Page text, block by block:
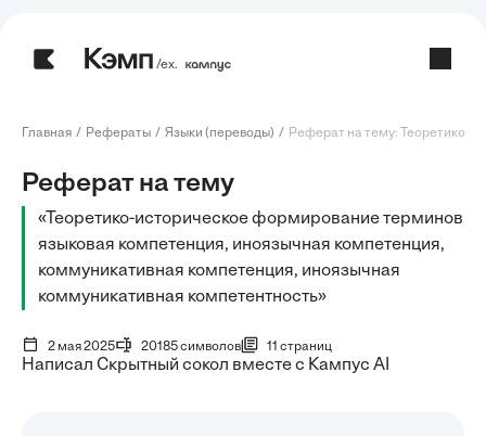
/ех.
Главная Рефераты Языки (переводы) Реферат на тему: Теоретико-
Реферат на тему
«Теоретико-историческое формирование терминов
языковая компетенция, иноязычная компетенция,
коммуникативная компетенция, иноязычная
коммуникативная компетентность»
2 мая 2025 20185 символов 11 страниц
Написал Скрытный сокол вместе с Кампус AI